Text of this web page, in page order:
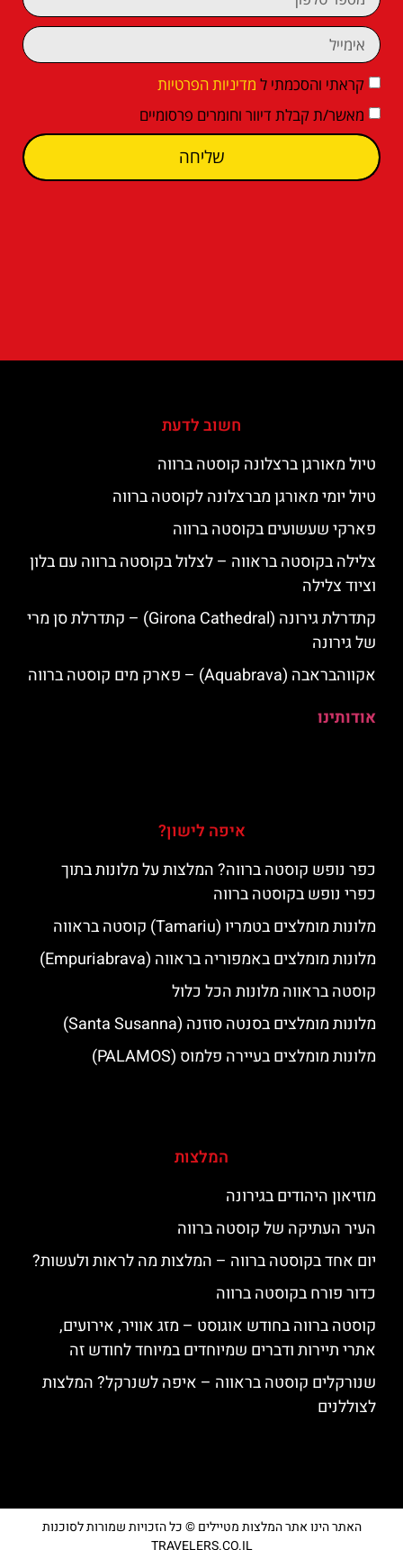
קראתי והסכמתי ל מדיניות הפרטיות
מאשר/ת קבלת דיוור וחומרים פרסומיים
שליחה
חשוב לדעת
טיול מאורגן ברצלונה קוסטה ברווה
טיול יומי מאורגן מברצלונה לקוסטה ברווה
פארקי שעשועים בקוסטה ברווה
צלילה בקוסטה בראווה – לצלול בקוסטה ברווה עם בלון
וציוד צלילה
קתדרלת גירונה (Girona Cathedral) – קתדרלת סן מרי
של גירונה
אקווהבראבה (Aquabrava) – פארק מים קוסטה ברווה
אודותינו
איפה לישון?
כפר נופש קוסטה ברווה? המלצות על מלונות בתוך
כפרי נופש בקוסטה ברווה
מלונות מומלצים בטמריו (Tamariu) קוסטה בראווה
מלונות מומלצים באמפוריה בראווה (Empuriabrava)
קוסטה בראווה מלונות הכל כלול
מלונות מומלצים בסנטה סוזנה (Santa Susanna)
מלונות מומלצים בעיירה פלמוס (PALAMOS)
המלצות
מוזיאון היהודים בגירונה
העיר העתיקה של קוסטה ברווה
יום אחד בקוסטה ברווה – המלצות מה לראות ולעשות?
כדור פורח בקוסטה ברווה
קוסטה ברווה בחודש אוגוסט – מזג אוויר, אירועים,
אתרי תיירות ודברים שמיוחדים במיוחד לחודש זה
שנורקלים קוסטה בראווה – איפה לשנרקל? המלצות
לצוללנים
האתר הינו אתר המלצות מטיילים © כל הזכויות שמורות לסוכנות